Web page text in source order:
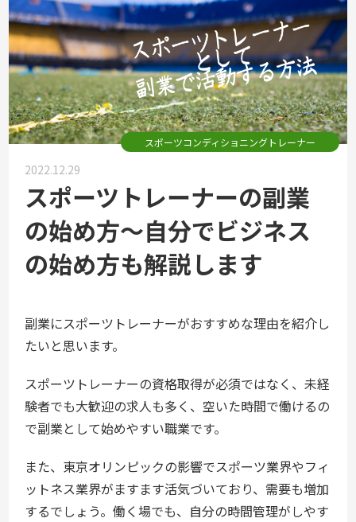
スポーツコンディショニングトレーナー
2022.12.29
スポーツトレーナーの副業
の始め方～自分でビジネス
の始め方も解説します
副業にスポーツトレーナーがおすすめな理由を紹介し
たいと思います。
スポーツトレーナーの資格取得が必須ではなく、未経
験者でも大歓迎の求人も多く、空いた時間で働けるの
で副業として始めやすい職業です。
また、東京オリンピックの影響でスポーツ業界やフィ
ットネス業界がますます活気づいており、需要も増加
するでしょう。働く場でも、自分の時間管理がしやす